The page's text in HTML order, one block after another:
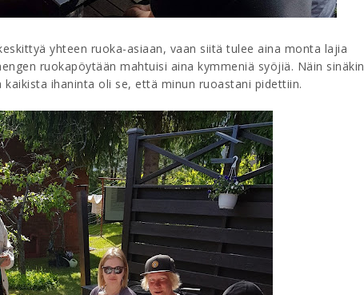
yhteen ruoka-asiaan, vaan siitä tulee aina monta lajia
ruokapöytään mahtuisi aina kymmeniä syöjiä. Näin sinäkin
ihaninta oli se, että minun ruoastani pidettiin.